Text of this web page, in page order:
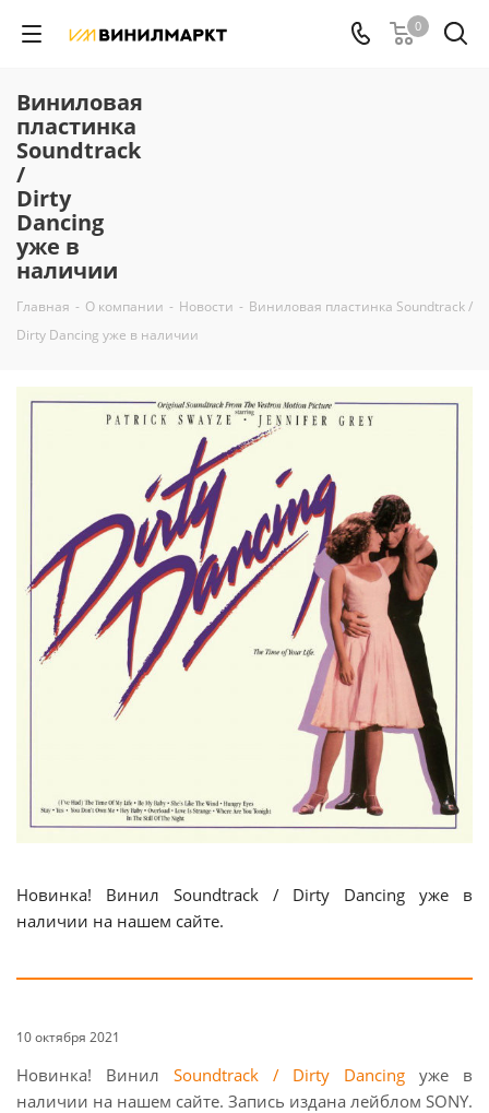
0
Виниловая
пластинка
Soundtrack
/
Dirty
Dancing
уже в
наличии
Главная - О компании - Новости - Виниловая пластинка Soundtrack /
Dirty Dancing уже в наличии
Новинка! Винил Soundtrack / Dirty Dancing уже в
наличии на нашем сайте.
10 октября 2021
Новинка! Винил Soundtrack / Dirty Dancing уже в
наличии на нашем сайте. Запись издана лейблом SONY.